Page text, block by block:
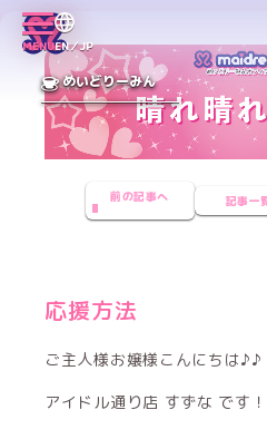
MENUEN／JP
めいどりーみん
前の記事へ 記事一
応援方法
ご主人様お嬢様こんにちは♪♪
アイドル通り店 すずな です！